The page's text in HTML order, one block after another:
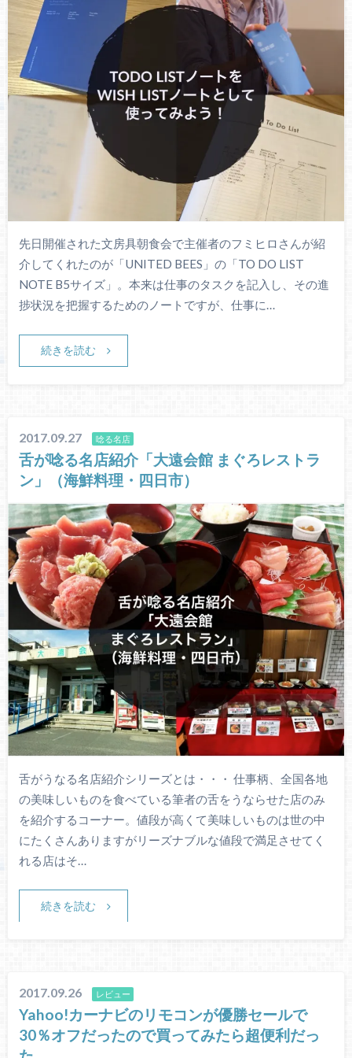
先日開催された文房具朝食会で主催者のフミヒロさんが紹
介してくれたのが「UNITED BEES」の「TO DO LIST
NOTE B5サイズ」。本来は仕事のタスクを記入し、その進
捗状況を把握するためのノートですが、仕事に…
続きを読む
2017.09.27 唸る名店
舌が唸る名店紹介「大遠会館 まぐろレストラ
ン」（海鮮料理・四日市）
舌がうなる名店紹介シリーズとは・・・ 仕事柄、全国各地
の美味しいものを食べている筆者の舌をうならせた店のみ
を紹介するコーナー。値段が高くて美味しいものは世の中
にたくさんありますがリーズナブルな値段で満足させてく
れる店はそ…
続きを読む
2017.09.26 レビュー
Yahoo!カーナビのリモコンが優勝セールで
30％オフだったので買ってみたら超便利だっ